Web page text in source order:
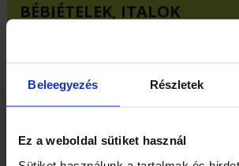
Beleegyezés Részletek
Ez a weboldal sütiket használ
BÉBIÉTELEK, ITALOK